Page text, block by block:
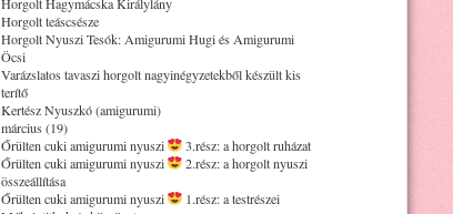
Horgolt teáscsésze
Horgolt Nyuszi Tesók: Amigurumi Hugi és Amigurumi
Öcsi
Varázslatos tavaszi horgolt nagyinégyzetekből készült kis
terítő
Kertész Nyuszkó (amigurumi)
március (19)
Őrülten cuki amigurumi nyuszi
3.rész: a horgolt ruházat
Őrülten cuki amigurumi nyuszi
2.rész: a horgolt nyuszi
összeállítása
Őrülten cuki amigurumi nyuszi
1.rész: a testrészei